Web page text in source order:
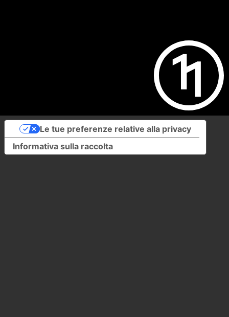
Informativa sulla raccolta
Le tue preferenze relative alla privacy